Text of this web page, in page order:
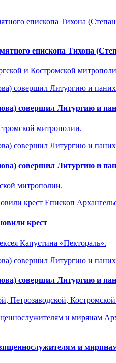
епископа Тихона
и Костромской
совершил Литургию и
митрополии.
совершил Литургию и
митрополии.
Епископ
крест
Капустина «Пектораль».
совершил Литургию и
Петрозаводской,
и